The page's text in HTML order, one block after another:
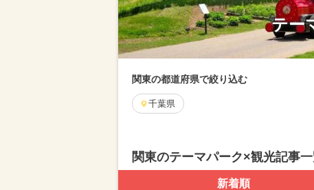
テー
関東の都道府県で絞り込む
千葉県
関東のテーマパーク×観光記事
新着順